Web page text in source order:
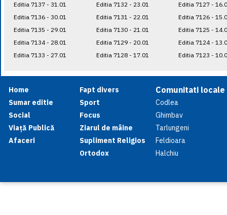
Editia 7137 - 31.01
Editia 7136 - 30.01
Editia 7135 - 29.01
Editia 7134 - 28.01
Editia 7133 - 27.01
Editia 7132 - 23.01
Editia 7131 - 22.01
Editia 7130 - 21.01
Editia 7129 - 20.01
Editia 7128 - 17.01
Editia 7127 -
Editia 7126 -
Editia 7125 -
Editia 7124 -
Editia 7123 -
Home
Sumar editie
Social
Viață Publică
Afaceri
Fapt divers
Sport
Focus
Ziarul de mâine
Supliment Religios
Ortodox
Comunitati locale
Codlea
Ghimbav
Tarlungeni
Feldioara
Halchiu